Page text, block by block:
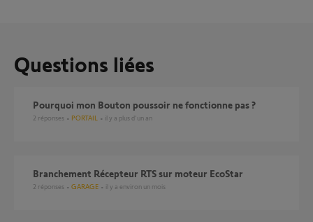
Questions liées
Pourquoi mon Bouton poussoir ne fonctionne pas ?
2 réponses PORTAIL il y a plus d'un an
Branchement Récepteur RTS sur moteur EcoStar
2 réponses GARAGE il y a environ un mois